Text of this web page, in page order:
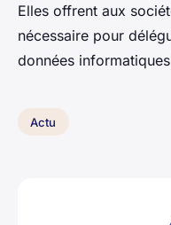
Elles offrent aux
nécessaire pour
données
Actu